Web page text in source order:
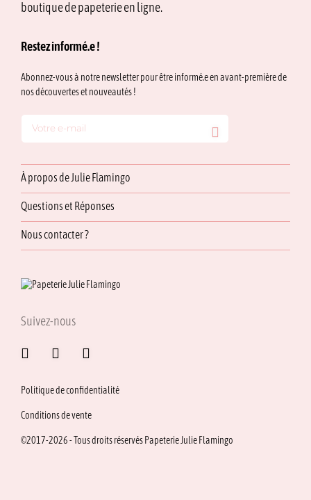
la
produit
boutique de papeterie en ligne.
Restez informé.e !
Abonnez-vous à notre newsletter pour être informé.e en avant-première de
nos découvertes et nouveautés !
À propos de Julie Flamingo
Questions et Réponses
Nous contacter ?
Suivez-nous
Politique de confidentialité
Conditions de vente
©2017-2026 - Tous droits réservés Papeterie Julie Flamingo